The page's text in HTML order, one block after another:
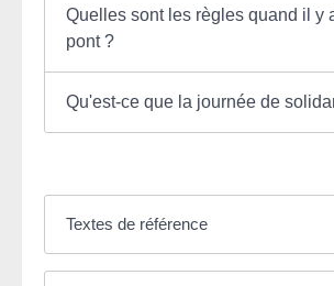
Quelles sont les règles quand il y
pont ?
Qu'est-ce que la journée de
Textes de référence